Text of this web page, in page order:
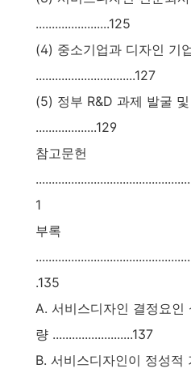
.......................125
(4) 중소기업과 디자인 기
...............................127
(5) 정부 R&D 과제 발굴
...................129
참고문헌
1
부록
.135
A. 서비스디자인 결정요인
량 .........................137
B. 서비스디자인이 정성적